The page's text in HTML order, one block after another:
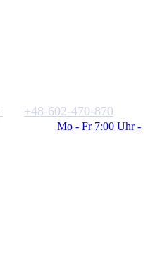
+48-602-470-870
Mo - Fr 7:00 Uhr -